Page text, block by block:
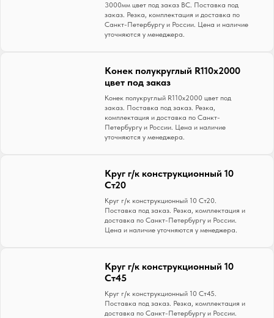
3000мм цвет под заказ ВС. Поставка под
заказ. Резка, комплектация и доставка по
Санкт-Петербургу и России. Цена и наличие
уточняются у менеджера.
Конек полукруглый R110x2000
цвет под заказ
Конек полукруглый R110x2000 цвет под
заказ. Поставка под заказ. Резка,
комплектация и доставка по Санкт-
Петербургу и России. Цена и наличие
уточняются у менеджера.
Круг г/к конструкционный 10
Ст20
Круг г/к конструкционный 10 Ст20.
Поставка под заказ. Резка, комплектация и
доставка по Санкт-Петербургу и России.
Цена и наличие уточняются у менеджера.
Круг г/к конструкционный 10
Ст45
Круг г/к конструкционный 10 Ст45.
Поставка под заказ. Резка, комплектация и
доставка по Санкт-Петербургу и России.